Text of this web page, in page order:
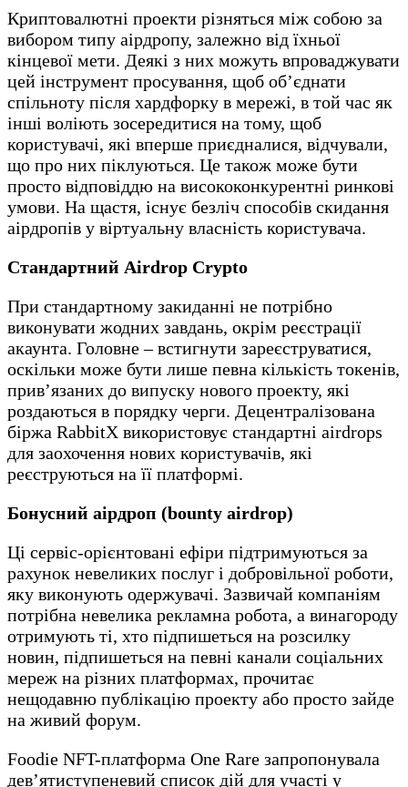
Криптовалютні проекти різняться між собою за
вибором типу аірдропу, залежно від їхньої
кінцевої мети. Деякі з них можуть впроваджувати
цей інструмент просування, щоб об’єднати
спільноту після хардфорку в мережі, в той час як
інші воліють зосередитися на тому, щоб
користувачі, які вперше приєдналися, відчували,
що про них піклуються. Це також може бути
просто відповіддю на висококонкурентні ринкові
умови. На щастя, існує безліч способів скидання
аірдропів у віртуальну власність користувача.
Стандартний Airdrop Crypto
При стандартному закиданні не потрібно
виконувати жодних завдань, окрім реєстрації
акаунта. Головне – встигнути зареєструватися,
оскільки може бути лише певна кількість токенів,
прив’язаних до випуску нового проекту, які
роздаються в порядку черги. Децентралізована
біржа RabbitX використовує стандартні airdrops
для заохочення нових користувачів, які
реєструються на її платформі.
Бонусний аірдроп (bounty airdrop)
Ці сервіс-орієнтовані ефіри підтримуються за
рахунок невеликих послуг і добровільної роботи,
яку виконують одержувачі. Зазвичай компаніям
потрібна невелика рекламна робота, а винагороду
отримують ті, хто підпишеться на розсилку
новин, підпишеться на певні канали соціальних
мереж на різних платформах, прочитає
нещодавню публікацію проекту або просто зайде
на живий форум.
Foodie NFT-платформа One Rare запропонувала
дев’ятиступеневий список дій для участі у